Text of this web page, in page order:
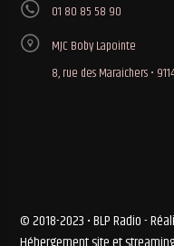
01 80 85 58 90
MJC Boby Lapointe
8, rue des Maraichers •
© 2018-2023 • BLP Radio -